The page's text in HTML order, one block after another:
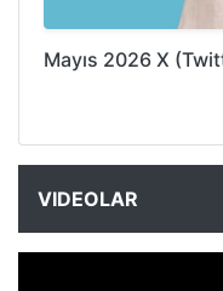
Mayıs 2026 X
VIDEOLAR